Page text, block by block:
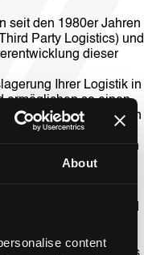
About
content
seit den 1980er Jahren
Party Logistics) und
dieser
Ihrer Logistik in
ermöglichen so einen
Logistikabläufe. Durch
mit unseren
in den einzelnen
3PL-Modelle zur
höhere Qualität und
Als führender